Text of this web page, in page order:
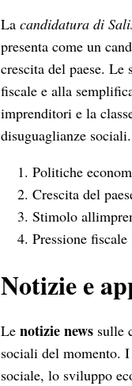
La candidatura di
presenta come un
crescita del paese.
fiscale e alla
imprenditori e la
disuguaglianze sociali.
Politiche
Crescita del
Stimolo
Pressione fiscale
Notizie e
Le notizie news sulle
sociali del momento.
sociale, lo sviluppo